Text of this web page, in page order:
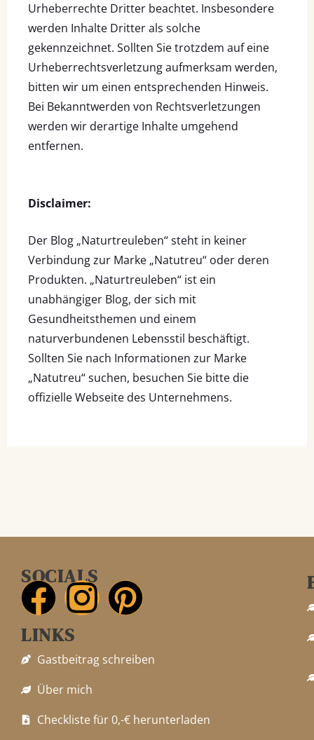
Urheberrechte Dritter beachtet. Insbesondere
werden Inhalte Dritter als solche
gekennzeichnet. Sollten Sie trotzdem auf eine
Urheberrechtsverletzung aufmerksam werden,
bitten wir um einen entsprechenden Hinweis.
Bei Bekanntwerden von Rechtsverletzungen
werden wir derartige Inhalte umgehend
entfernen.
Disclaimer:
Der Blog „Naturtreuleben“ steht in keiner
Verbindung zur Marke „Natutreu“ oder deren
Produkten. „Naturtreuleben“ ist ein
unabhängiger Blog, der sich mit
Gesundheitsthemen und einem
naturverbundenen Lebensstil beschäftigt.
Sollten Sie nach Informationen zur Marke
„Natutreu“ suchen, besuchen Sie bitte die
offizielle Webseite des Unternehmens.
SOCIALS
F
a
c
e
I
n
s
t
P
i
t
LINKS
Gastbeitrag schreiben
Über mich
Checkliste für 0,-€ herunterladen